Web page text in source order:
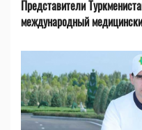
Представители
международный